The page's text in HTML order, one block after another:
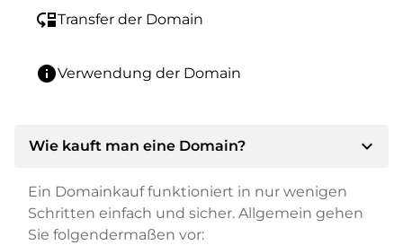
move_downTransfer der Domain
infoVerwendung der Domain
Wie kauft man eine Domain? expand_more
Ein Domainkauf funktioniert in nur wenigen
Schritten einfach und sicher. Allgemein gehen
Sie folgendermaßen vor: